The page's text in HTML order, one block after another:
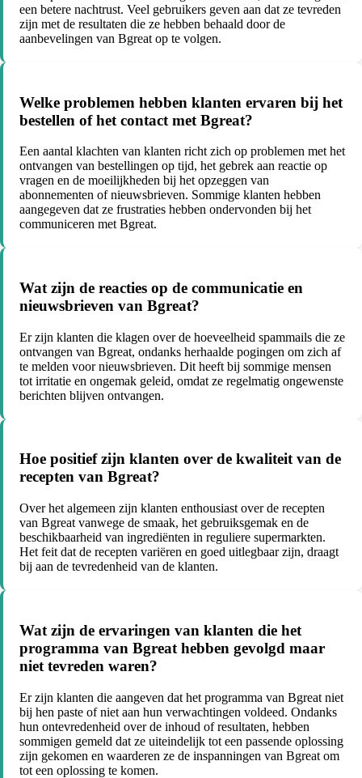
een betere nachtrust. Veel gebruikers geven aan dat ze tevreden
zijn met de resultaten die ze hebben behaald door de
aanbevelingen van Bgreat op te volgen.
Welke problemen hebben klanten ervaren bij het
bestellen of het contact met Bgreat?
Een aantal klachten van klanten richt zich op problemen met het
ontvangen van bestellingen op tijd, het gebrek aan reactie op
vragen en de moeilijkheden bij het opzeggen van
abonnementen of nieuwsbrieven. Sommige klanten hebben
aangegeven dat ze frustraties hebben ondervonden bij het
communiceren met Bgreat.
Wat zijn de reacties op de communicatie en
nieuwsbrieven van Bgreat?
Er zijn klanten die klagen over de hoeveelheid spammails die ze
ontvangen van Bgreat, ondanks herhaalde pogingen om zich af
te melden voor nieuwsbrieven. Dit heeft bij sommige mensen
tot irritatie en ongemak geleid, omdat ze regelmatig ongewenste
berichten blijven ontvangen.
Hoe positief zijn klanten over de kwaliteit van de
recepten van Bgreat?
Over het algemeen zijn klanten enthousiast over de recepten
van Bgreat vanwege de smaak, het gebruiksgemak en de
beschikbaarheid van ingrediënten in reguliere supermarkten.
Het feit dat de recepten variëren en goed uitlegbaar zijn, draagt
bij aan de tevredenheid van de klanten.
Wat zijn de ervaringen van klanten die het
programma van Bgreat hebben gevolgd maar
niet tevreden waren?
Er zijn klanten die aangeven dat het programma van Bgreat niet
bij hen paste of niet aan hun verwachtingen voldeed. Ondanks
hun ontevredenheid over de inhoud of resultaten, hebben
sommigen gemeld dat ze uiteindelijk tot een passende oplossing
zijn gekomen en waarderen ze de inspanningen van Bgreat om
tot een oplossing te komen.